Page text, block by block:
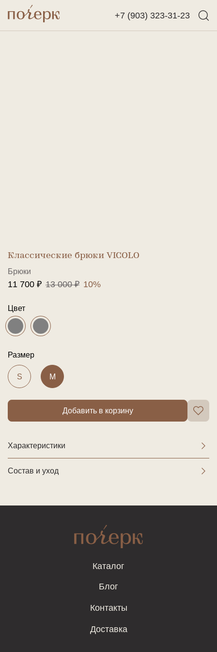
+7 (903) 323-31-23
Назад
Классические брюки VICOLO
Брюки
11 700 ₽ 13 000 ₽ 10%
Цвет
Размер
S M
Добавить в корзину
Характеристики
Состав и уход
Каталог
Блог
Контакты
Доставка